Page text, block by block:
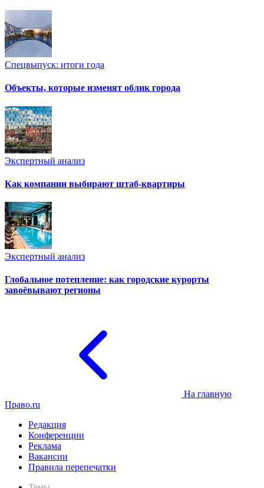
Спецвыпуск: итоги года
Объекты, которые изменят облик города
Экспертный анализ
Как компании выбирают штаб-квартиры
Экспертный анализ
Глобальное потепление: как городские курорты
завоёвывают регионы
На главную
Право.ru
Редакция
Конференции
Реклама
Вакансии
Правила перепечатки